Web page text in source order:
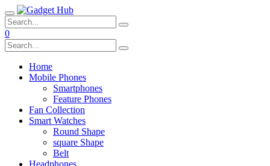
0
Home
Mobile Phones
Smartphones
Feature Phones
Fan Collection
Smart Watches
Round Shape
square Shape
Belt
Headphones